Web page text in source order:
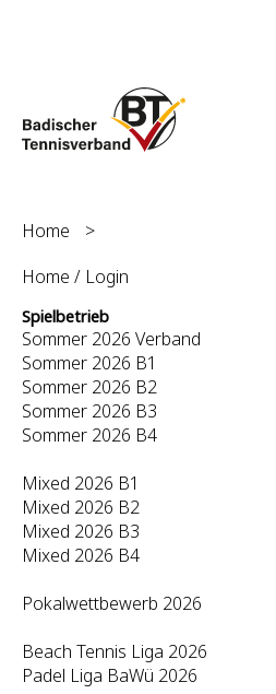
Home
>
Home / Login
Spielbetrieb
Sommer 2026 Verband
Sommer 2026 B1
Sommer 2026 B2
Sommer 2026 B3
Sommer 2026 B4
Mixed 2026 B1
Mixed 2026 B2
Mixed 2026 B3
Mixed 2026 B4
Pokalwettbewerb 2026
Beach Tennis Liga 2026
Padel Liga BaWü 2026